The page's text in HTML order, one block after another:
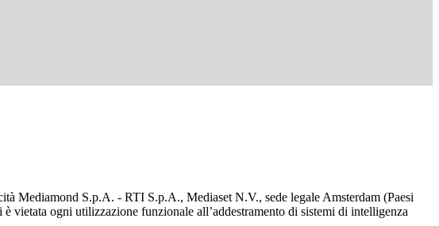
Mediamond S.p.A. - RTI S.p.A., Mediaset N.V., sede legale Amsterdam (Paesi
vietata ogni utilizzazione funzionale all’addestramento di sistemi di intelligenza